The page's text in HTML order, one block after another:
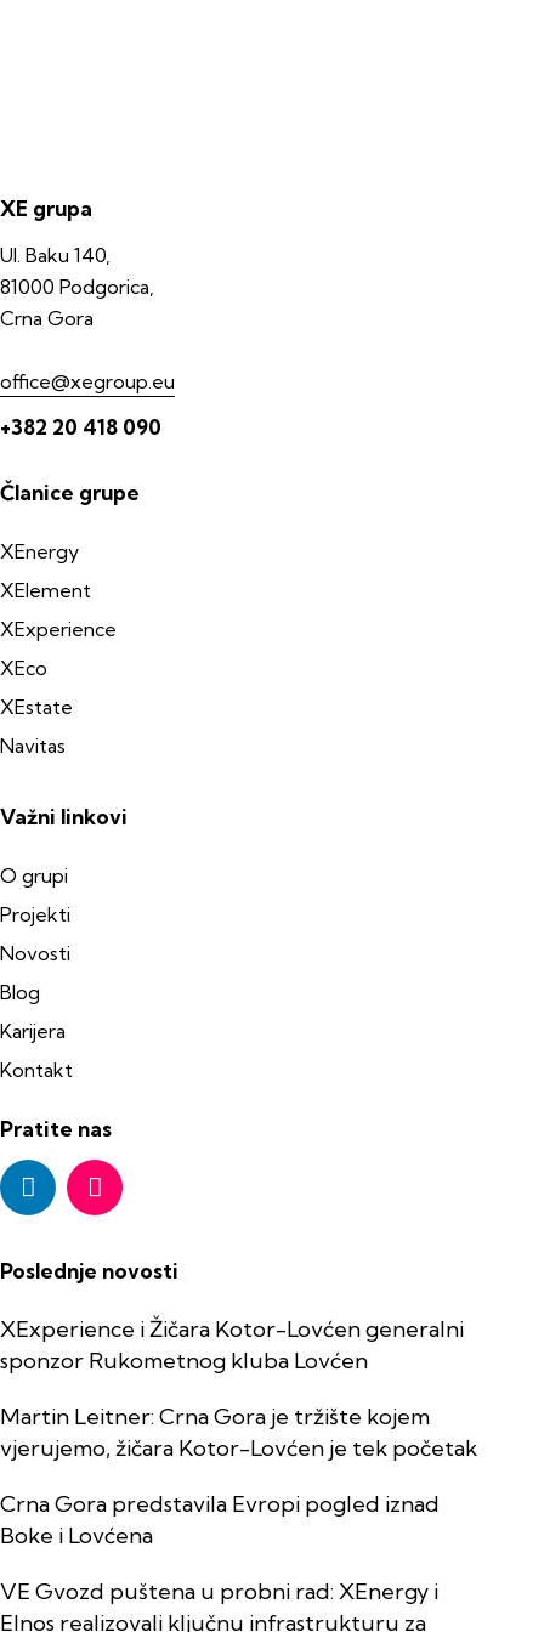
XE grupa
Ul. Baku 140,
81000 Podgorica,
Crna Gora
office@xegroup.eu
+382 20 418 090
Članice grupe
XEnergy
XElement
XExperience
XEco
XEstate
Navitas
Važni linkovi
O grupi
Projekti
Novosti
Blog
Karijera
Kontakt
Pratite nas
Poslednje novosti
XExperience i Žičara Kotor-Lovćen generalni
sponzor Rukometnog kluba Lovćen
Martin Leitner: Crna Gora je tržište kojem
vjerujemo, žičara Kotor-Lovćen je tek početak
Crna Gora predstavila Evropi pogled iznad
Boke i Lovćena
VE Gvozd puštena u probni rad: XEnergy i
Elnos realizovali ključnu infrastrukturu za